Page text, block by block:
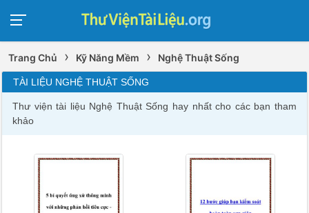
Trang Chủ › Kỹ Năng Mềm › Nghệ Thuật Sống
TÀI LIỆU NGHỆ THUẬT SỐNG
Thư viện tài liệu Nghệ Thuật Sống hay nhất cho các bạn tham
khảo